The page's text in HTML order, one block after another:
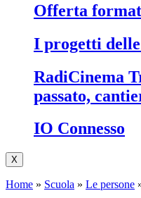
Offerta
I progetti delle
RadiCinema
passato,
IO Connesso
X
Home » Scuola » Le persone